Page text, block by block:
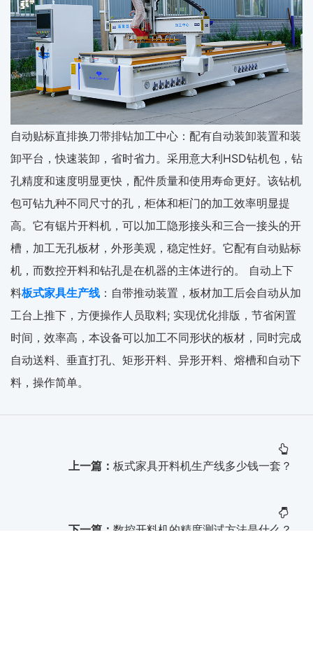
自动贴标直排换刀带排钻加工中心：配有自动装卸装置和装
卸平台，快速装卸，省时省力。采用意大利HSD钻机包，钻
孔精度和速度明显更快，配件质量和使用寿命更好。该钻机
包可钻九种不同尺寸的孔，柜体和柜门的加工效率明显提
高。它有锯片开料机，可以加工隐形接头和三合一接头的开
槽，加工无孔板材，外形美观，稳定性好。它配有自动贴标
机，而数控开料和钻孔是在机器的主体进行的。 自动上下
料板式家具生产线 ：自带推动装置，板材加工后会自动从加
工台上推下，方便操作人员取料; 实现优化排版，节省闲置
时间，效率高，本设备可以加工不同形状的板材，同时完成
自动送料、垂直打孔、矩形开料、异形开料、熔槽和自动下
料，操作简单。
上一篇： 板式家具开料机生产线多少钱一套？
下一篇： 数控开料机的精度测试方法是什么？